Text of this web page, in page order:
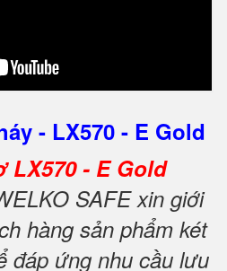
- LX570 - E Gold
LX570 - E Gold
SAFE xin giới
hàng sản phẩm két
đáp ứng nhu cầu lưu